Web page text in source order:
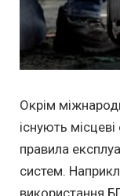
Окрім
існують
правила
систем.